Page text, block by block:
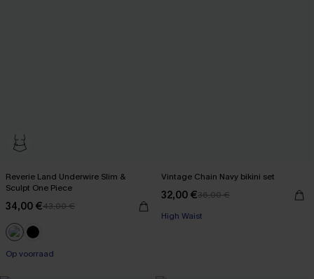
Reverie Land Underwire Slim &
Sculpt One Piece
34,00 €43,00 €
Op voorraad
Vintage Chain Navy bikini set
32,00 €36,00 €
High Waist